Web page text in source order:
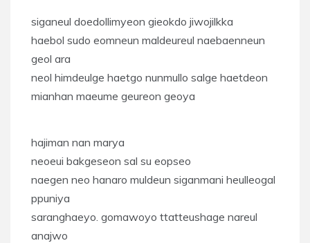
siganeul doedollimyeon gieokdo jiwojilkka
haebol sudo eomneun maldeureul naebaenneun
geol ara
neol himdeulge haetgo nunmullo salge haetdeon
mianhan maeume geureon geoya
hajiman nan marya
neoeui bakgeseon sal su eopseo
naegen neo hanaro muldeun siganmani heulleogal
ppuniya
saranghaeyo. gomawoyo ttatteushage nareul
anajwo